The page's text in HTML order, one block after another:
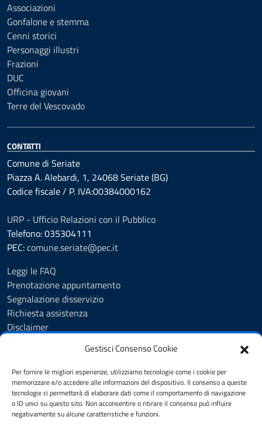
Gestisci Consenso Cookie
Per fornire le migliori esperienze, utilizziamo tecnologie come i cookie per
memorizzare e/o accedere alle informazioni del dispositivo. Il consenso a queste
tecnologie ci permetterà di elaborare dati come il comportamento di navigazione
o ID unici su questo sito. Non acconsentire o ritirare il consenso può influire
negativamente su alcune caratteristiche e funzioni.
Associazioni
Gonfalone e stemma
Cenni storici
Personaggi illustri
Frazioni
DUC
Officina giovani
Terre del Vescovado
CONTATTI
Comune di Seriate
Piazza A. Alebardi, 1, 24068 Seriate (BG)
Codice fiscale / P. IVA:00384000162
URP - Ufficio Relazioni con il Pubblico
Telefono: 035304111
PEC:comune.seriate@pec.it
Leggi le FAQ
Prenotazione appuntamento
Segnalazione disservizio
Richiesta assistenza
Disclaimer
Cookie Policy
Informativa privacy
Dichiarazione di accessibilità
Note legali